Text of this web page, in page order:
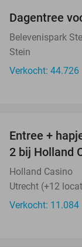
Dagentree
Belevenispark
Stein
Verkocht: 44.726
Entree +
2 bij Holland
Holland Casino
Utrecht (+12
Verkocht: 11.084